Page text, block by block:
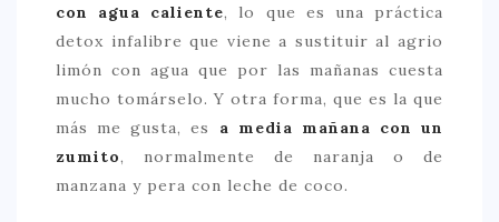
con agua caliente, lo que es una práctica
detox infalibre que viene a sustituir al agrio
limón con agua que por las mañanas cuesta
mucho tomárselo. Y otra forma, que es la que
más me gusta, es a media mañana con un
zumito, normalmente de naranja o de
manzana y pera con leche de coco.